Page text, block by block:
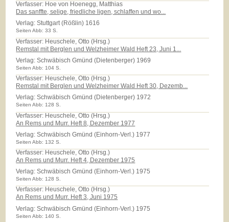
Verfasser: Hoe von Hoenegg, Matthias
Das sanffte, selige, friedliche ligen, schlaffen und wo...
Verlag:Stuttgart (Rößlin) 1616
Seiten Abb: 33 S.
Verfasser: Heuschele, Otto (Hrsg.)
Remstal mit Berglen und Welzheimer Wald Heft 23, Juni 1...
Verlag:Schwäbisch Gmünd (Dietenberger) 1969
Seiten Abb: 104 S.
Verfasser: Heuschele, Otto (Hrsg.)
Remstal mit Berglen und Welzheimer Wald Heft 30, Dezemb...
Verlag:Schwäbisch Gmünd (Dietenberger) 1972
Seiten Abb: 128 S.
Verfasser: Heuschele, Otto (Hrsg.)
An Rems und Murr. Heft 8, Dezember 1977
Verlag:Schwäbisch Gmünd (Einhorn-Verl.) 1977
Seiten Abb: 132 S.
Verfasser: Heuschele, Otto (Hrsg.)
An Rems und Murr. Heft 4, Dezember 1975
Verlag:Schwäbisch Gmünd (Einhorn-Verl.) 1975
Seiten Abb: 128 S.
Verfasser: Heuschele, Otto (Hrsg.)
An Rems und Murr. Heft 3, Juni 1975
Verlag:Schwäbisch Gmünd (Einhorn-Verl.) 1975
Seiten Abb: 140 S.